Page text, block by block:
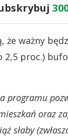
że ważny
2,5 proc.)
programu
oraz
słaby